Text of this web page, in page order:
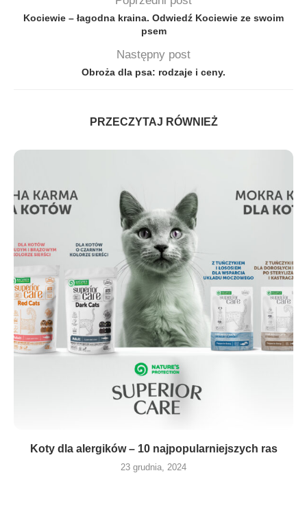
Kociewie – łagodna kraina. Odwiedź Kociewie ze swoim
psem
Następny post
Obroża dla psa: rodzaje i ceny.
PRZECZYTAJ RÓWNIEŻ
Koty dla alergików – 10 najpopularniejszych ras
23 grudnia, 2024